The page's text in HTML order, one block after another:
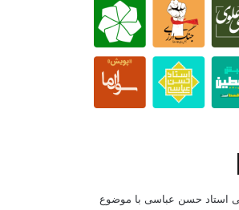
استاد حسن عباسی با موضوع